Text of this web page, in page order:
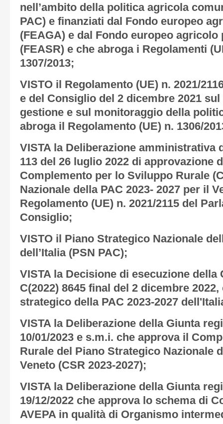
nell’ambito della politica agricola
PAC) e finanziati dal Fondo europeo
(FEAGA) e dal Fondo europeo
(FEASR) e che abroga i Regolamenti
1307/2013;
VISTO il Regolamento (UE) n. 2021/
e del Consiglio del 2 dicembre 2021
gestione e sul monitoraggio della
abroga il Regolamento (UE) n. 1306/
VISTA la Deliberazione amministrativa
113 del 26 luglio 2022 di approvazione
Complemento per lo Sviluppo Rurale
Nazionale della PAC 2023- 2027 per il
Regolamento (UE) n. 2021/2115 del
Consiglio;
VISTO il Piano Strategico Nazionale
dell’Italia (PSN PAC);
VISTA la Decisione di esecuzione
C(2022) 8645 final del 2 dicembre
strategico della PAC 2023-2027
VISTA la Deliberazione della Giunta
10/01/2023 e s.m.i. che approva il
Rurale del Piano Strategico Nazionale
Veneto (CSR 2023-2027);
VISTA la Deliberazione della Giunta
19/12/2022 che approva lo schema di
AVEPA in qualità di Organismo